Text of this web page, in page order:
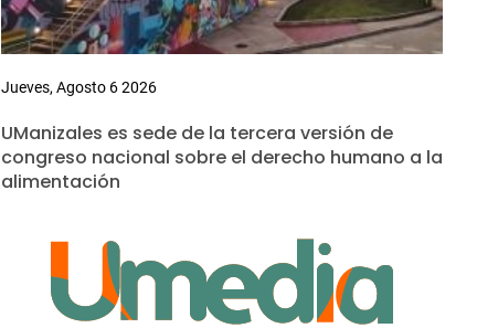
Jueves, Agosto 6 2026
UManizales es sede de la tercera versión de
congreso nacional sobre el derecho humano a la
alimentación